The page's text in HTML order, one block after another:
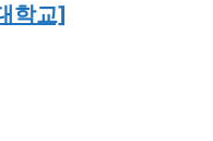
학교]